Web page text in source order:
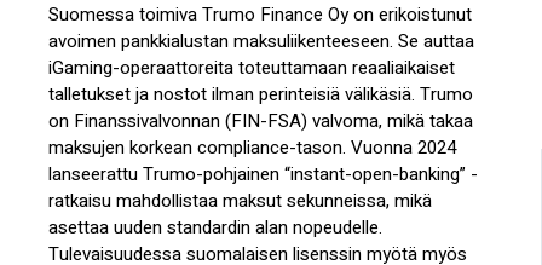
Suomessa toimiva Trumo Finance Oy on erikoistunut
avoimen pankkialustan maksuliikenteeseen. Se auttaa
iGaming-operaattoreita toteuttamaan reaaliaikaiset
talletukset ja nostot ilman perinteisiä välikäsiä. Trumo
on Finanssivalvonnan (FIN-FSA) valvoma, mikä takaa
maksujen korkean compliance-tason. Vuonna 2024
lanseerattu Trumo-pohjainen “instant-open-banking” -
ratkaisu mahdollistaa maksut sekunneissa, mikä
asettaa uuden standardin alan nopeudelle.
Tulevaisuudessa suomalaisen lisenssin myötä myös